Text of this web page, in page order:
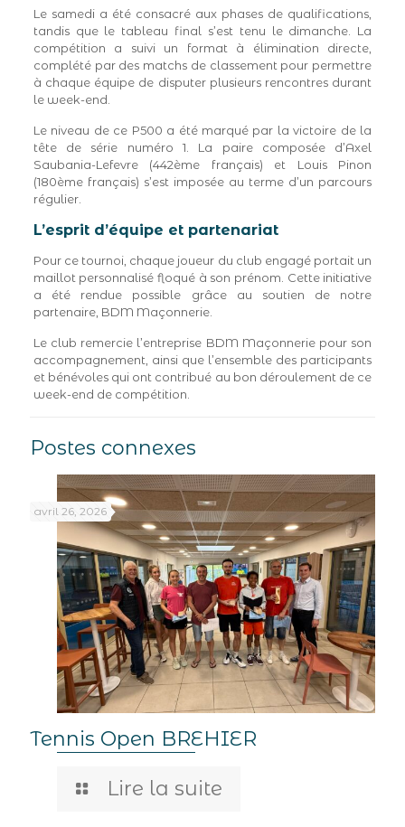
Le samedi a été consacré aux phases de qualifications,
tandis que le tableau final s’est tenu le dimanche. La
compétition a suivi un format à élimination directe,
complété par des matchs de classement pour permettre
à chaque équipe de disputer plusieurs rencontres durant
le week-end.
Le niveau de ce P500 a été marqué par la victoire de la
tête de série numéro 1. La paire composée d’Axel
Saubania-Lefevre (442ème français) et Louis Pinon
(180ème français) s’est imposée au terme d’un parcours
régulier.
L’esprit d’équipe et partenariat
Pour ce tournoi, chaque joueur du club engagé portait un
maillot personnalisé floqué à son prénom. Cette initiative
a été rendue possible grâce au soutien de notre
partenaire, BDM Maçonnerie.
Le club remercie l’entreprise BDM Maçonnerie pour son
accompagnement, ainsi que l’ensemble des participants
et bénévoles qui ont contribué au bon déroulement de ce
week-end de compétition.
Postes connexes
avril 26, 2026
Tennis Open BREHIER
Lire la suite